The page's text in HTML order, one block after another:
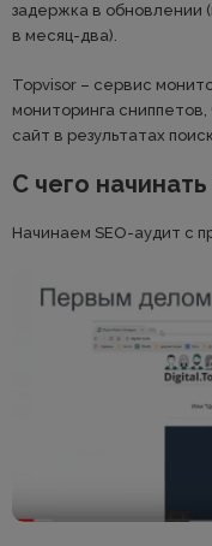
задержка в обновлении
в месяц-два).
Topvisor – сервис
мониторинга
сайт в результатах
С чего
Начинаем SEO-аудит с